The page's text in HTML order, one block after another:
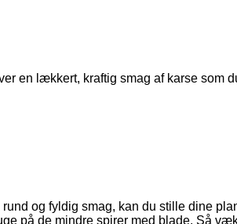
en lækkert, kraftig smag af karse som
og fyldig smag, kan du stille dine
på de mindre spirer med blade. Så